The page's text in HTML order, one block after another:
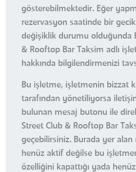
gösterebilmektedir. Eğer
rezervasyon saatinde bir
değişiklik durumu olduğunda
& Rooftop Bar Taksim adlı
hakkında bilgilendirmenizi
Bu işletme, işletmenin bizzat
tarafından yönetiliyorsa
bulunan mesaj butonu ile
Street Club & Rooftop Bar
geçebilirsiniz. Burada yer
henüz aktif değilse bu
özelliğini kapattığı yada